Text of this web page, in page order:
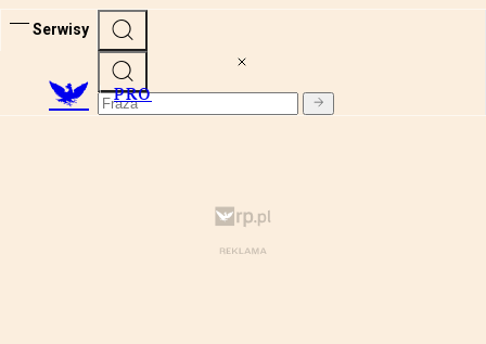
Serwisy
PRO